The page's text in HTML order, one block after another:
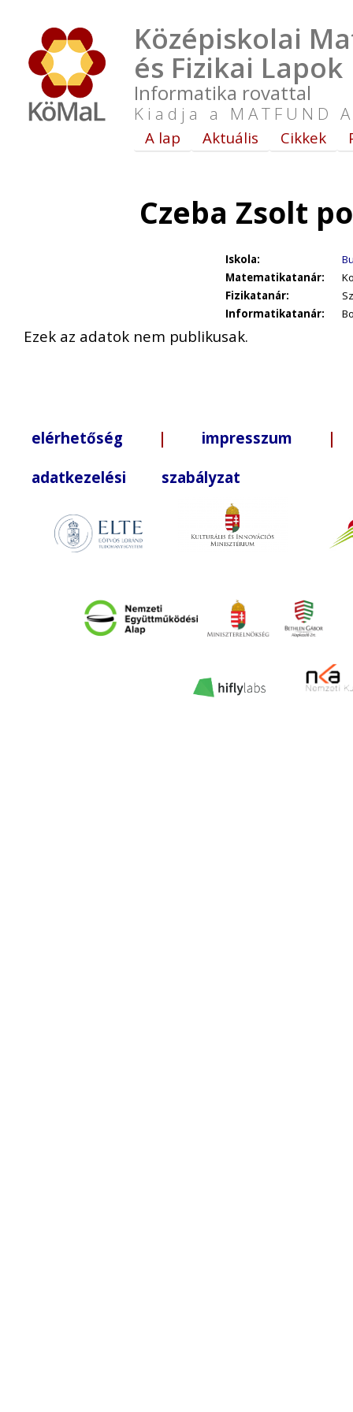
Középiskolai
és Fizikai Lapok
Informatika rovattal
Kiadja a MATFUND
A lap Aktuális Cikkek
Czeba Zsolt
Iskola:
Matematikatanár:
Fizikatanár:
Informatikatanár:
Ezek az adatok nem publikusak.
elérhetőség | impresszum |
adatkezelési szabályzat